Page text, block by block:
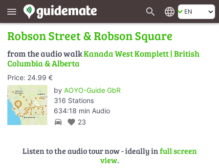
menu search language
Robson Street & Robson Square
from the audio walkKanada West Komplett | British
Columbia & Alberta
Price: 24.99 €
by AOYO-Guide GbR
316 Stations
634:18 min Audio
directions_car favorite 23
Listen to the audio tour now - ideally infull screen
view.